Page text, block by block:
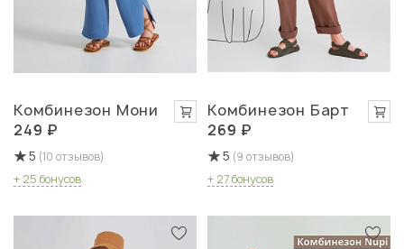
Комбинезон Мони
249 ₽
5 (10 отзывов)
+ 25 бонусов
Комбинезон Барт
269 ₽
5 (9 отзывов)
+ 27 бонусов
Быстрый просмотр Быстрый просмотр